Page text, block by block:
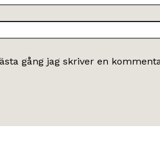
gång jag skriver en